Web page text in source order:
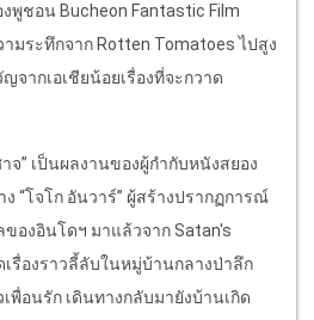
พูชอน Bucheon Fantastic Film
มระทึกจาก Rotten Tomatoes ไปสูง
จากเอเชียน้อยเรื่องที่จะกวาด
าจ” เป็นผลงานของผู้กำกับหนังสยอง
“โจโก อันวาร์” ผู้สร้างปรากฏการณ์
องอินโดฯ มาแล้วจาก Satan's
รื่องราวลี้ลับในหมู่บ้านกลางป่าลึก
พื่อนรัก เดินทางกลับมายังบ้านเกิด